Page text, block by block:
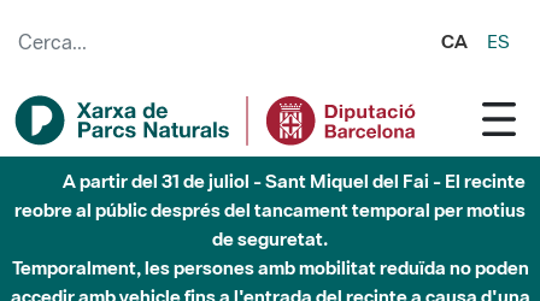
CA ES
A partir del 31 de juliol - Sant Miquel del Fai - El recinte
reobre al públic després del tancament temporal per motius
de seguretat.
Temporalment, les persones amb mobilitat reduïda no poden
accedir amb vehicle fins a l'entrada del recinte a causa d'una